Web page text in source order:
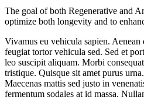
The goal of both Regenerative and
optimize both longevity and to
Vivamus eu vehicula sapien. Aenean
feugiat tortor vehicula sed. Sed et
leo suscipit aliquam. Morbi
tristique. Quisque sit amet purus
Maecenas mattis sed justo in
fermentum sodales at id massa.